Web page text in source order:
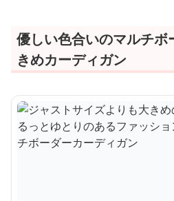
優しい色合いのマルチボ
きめカーディガン